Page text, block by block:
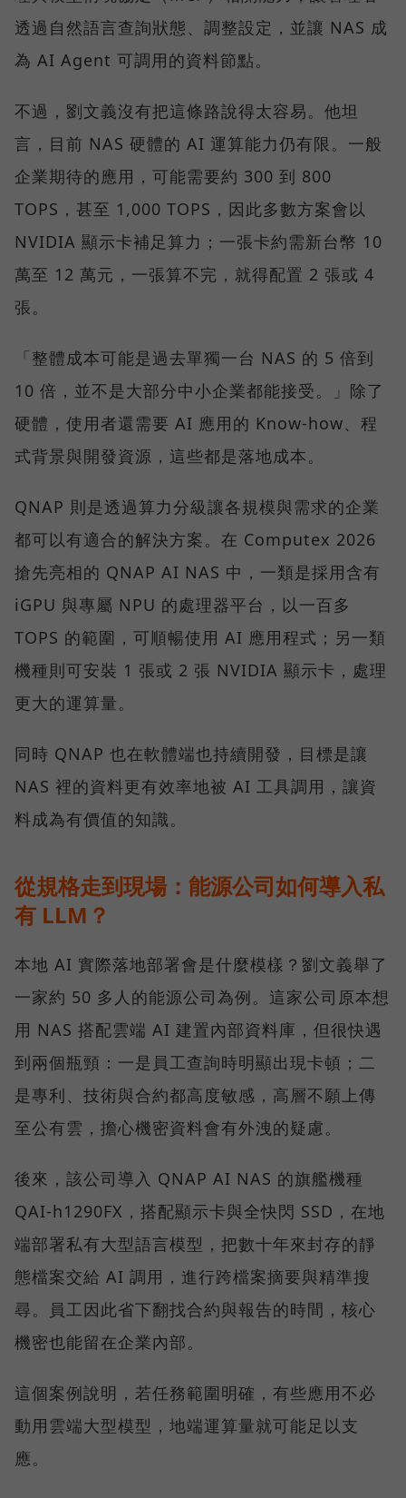
透過自然語言查詢狀態、調整設定，並讓 NAS 成
為 AI Agent 可調用的資料節點。
不過，劉文義沒有把這條路說得太容易。他坦
言，目前 NAS 硬體的 AI 運算能力仍有限。一般
企業期待的應用，可能需要約 300 到 800
TOPS，甚至 1,000 TOPS，因此多數方案會以
NVIDIA 顯示卡補足算力；一張卡約需新台幣 10
萬至 12 萬元，一張算不完，就得配置 2 張或 4
張。
「整體成本可能是過去單獨一台 NAS 的 5 倍到
10 倍，並不是大部分中小企業都能接受。」除了
硬體，使用者還需要 AI 應用的 Know-how、程
式背景與開發資源，這些都是落地成本。
QNAP 則是透過算力分級讓各規模與需求的企業
都可以有適合的解決方案。在 Computex 2026
搶先亮相的 QNAP AI NAS 中，一類是採用含有
iGPU 與專屬 NPU 的處理器平台，以一百多
TOPS 的範圍，可順暢使用 AI 應用程式；另一類
機種則可安裝 1 張或 2 張 NVIDIA 顯示卡，處理
更大的運算量。
同時 QNAP 也在軟體端也持續開發，目標是讓
NAS 裡的資料更有效率地被 AI 工具調用，讓資
料成為有價值的知識。
從規格走到現場：能源公司如何導入私
有 LLM？
本地 AI 實際落地部署會是什麼模樣？劉文義舉了
一家約 50 多人的能源公司為例。這家公司原本想
用 NAS 搭配雲端 AI 建置內部資料庫，但很快遇
到兩個瓶頸：一是員工查詢時明顯出現卡頓；二
是專利、技術與合約都高度敏感，高層不願上傳
至公有雲，擔心機密資料會有外洩的疑慮。
後來，該公司導入 QNAP AI NAS 的旗艦機種
QAI-h1290FX，搭配顯示卡與全快閃 SSD，在地
端部署私有大型語言模型，把數十年來封存的靜
態檔案交給 AI 調用，進行跨檔案摘要與精準搜
尋。員工因此省下翻找合約與報告的時間，核心
機密也能留在企業內部。
這個案例說明，若任務範圍明確，有些應用不必
動用雲端大型模型，地端運算量就可能足以支
應。